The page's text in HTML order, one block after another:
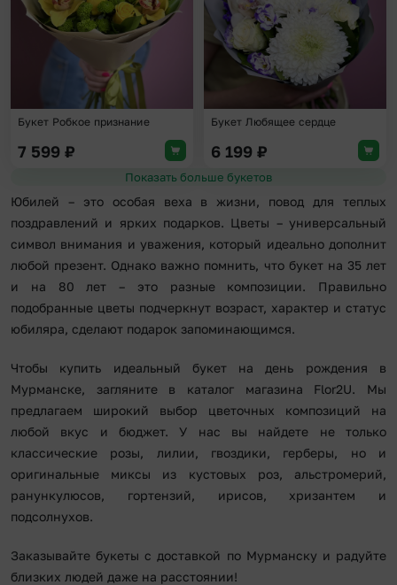
Букет Робкое признание
7 599 ₽
Букет Любящее сердце
6 199 ₽
Показать больше букетов
Юбилей – это особая веха в жизни, повод для теплых
поздравлений и ярких подарков. Цветы – универсальный
символ внимания и уважения, который идеально дополнит
любой презент. Однако важно помнить, что букет на 35 лет
и на 80 лет – это разные композиции. Правильно
подобранные цветы подчеркнут возраст, характер и статус
юбиляра, сделают подарок запоминающимся.
Чтобы купить идеальный букет на день рождения в
Мурманске, загляните в каталог магазина Flor2U. Мы
предлагаем широкий выбор цветочных композиций на
любой вкус и бюджет. У нас вы найдете не только
классические розы, лилии, гвоздики, герберы, но и
оригинальные миксы из кустовых роз, альстромерий,
ранункулюсов, гортензий, ирисов, хризантем и
подсолнухов.
Заказывайте букеты с доставкой по Мурманску и радуйте
близких людей даже на расстоянии!